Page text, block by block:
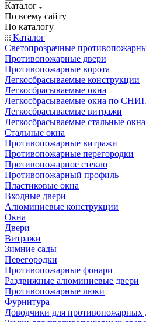
Каталог
По всему сайту
По каталогу
Каталог
Светопрозрачные
Противопожарные двери
Противопожарные ворота
Легкосбрасываемые конструкции
Легкосбрасываемые окна
Легкосбрасываемые окна по
Легкосбрасываемые витражи
Легкосбрасываемые стальные
Стальные окна
Противопожарные витражи
Противопожарные перегородки
Противопожарное стекло
Противопожарный профиль
Пластиковые окна
Входные двери
Алюминиевые конструкции
Окна
Двери
Витражи
Зимние сады
Перегородки
Противопожарные фонари
Раздвижные алюминиевые двери
Противопожарные люки
Фурнитура
Доводчики для противопожарных